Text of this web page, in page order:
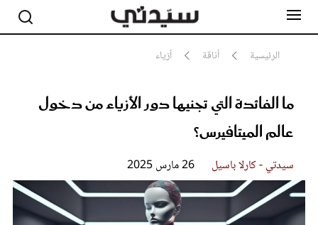
الرئيسية أناقة أزياء
ما الفائدة التي تجنيها دور الأزياء من دخول
عالم الميتافيرس؟
سيدتي - كارلا باسيل 26 مارس 2025
مشاهير
جمال
سيدتي وطفلك
لايف ستايل
بلس+